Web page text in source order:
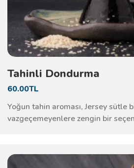
Tahinli Dondurma
60.00TL
Yoğun tahin aroması, Jersey sütle
vazgeçemeyenlere zengin bir